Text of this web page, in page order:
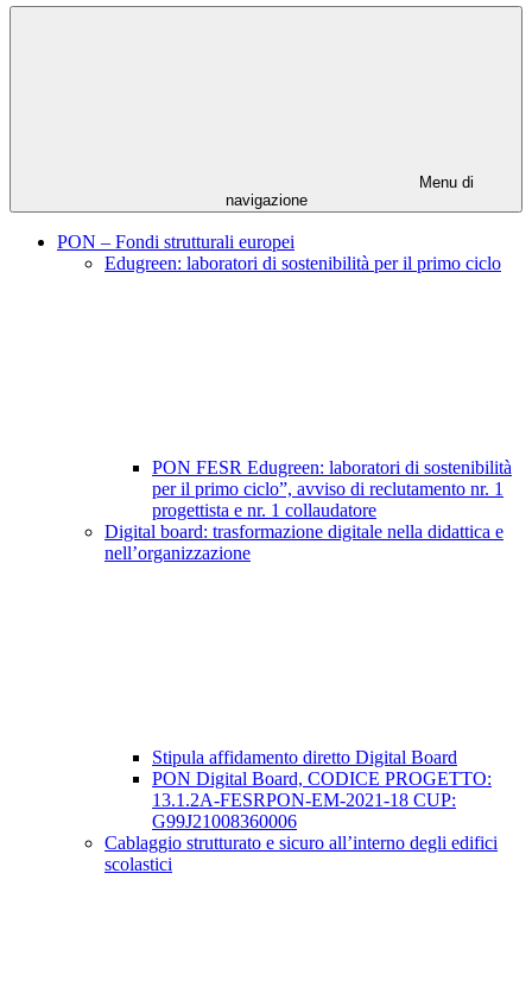
Menu di
navigazione
PON – Fondi strutturali europei
Edugreen: laboratori di sostenibilità per il primo ciclo
PON FESR Edugreen: laboratori di sostenibilità
per il primo ciclo”, avviso di reclutamento nr. 1
progettista e nr. 1 collaudatore
Digital board: trasformazione digitale nella didattica e
nell’organizzazione
Stipula affidamento diretto Digital Board
PON Digital Board, CODICE PROGETTO:
13.1.2A-FESRPON-EM-2021-18 CUP:
G99J21008360006
Cablaggio strutturato e sicuro all’interno degli edifici
scolastici